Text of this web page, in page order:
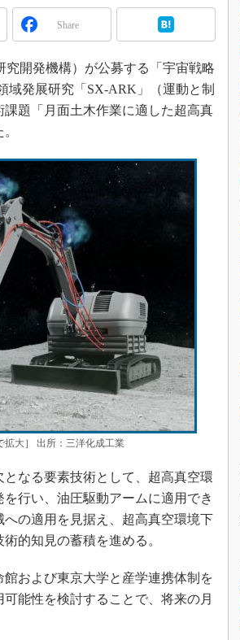
のづくりワールド
WORLD
ープンネット展
ISO26262
3Dプリンタ
デジタルツインとCAE
イノベーション
製造業ビッグデータ
メイドインジャパン
植物工場
知財マネジメント
海外生産
グローバル設計・開発
制御セキュリティ
新型コロナへの対応
Share
開発機構）が公募する「宇宙戦略
域発展研究「SX-ARK」（運動と制
題「月面土木作業に適した超高真
大］ 出所：三洋化成工業
なる要素技術として、超高真空環
行い、油圧駆動アームに適用でき
の適用を見据え、超高真空環境下
的知見の蓄積を進める。
および東京大学と産学連携体制を
能性を検討することで、将来の月